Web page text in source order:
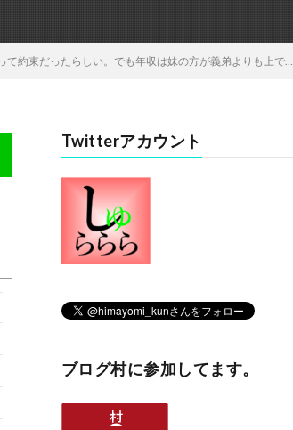
て約束だったらしい。でも年収は妹の方が義弟よりも上で…
Twitterアカウント
ブログ村に参加してます。